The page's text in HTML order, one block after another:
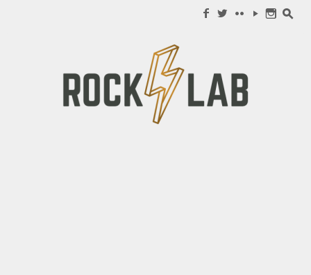
f w c y n s